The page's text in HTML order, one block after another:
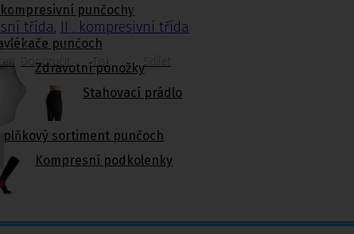
punčochy
třída, III. kompresivní třída
punčoch
Zdravotní ponožky
Stahovací prádlo
sortiment punčoch
Kompresní podkolenky
Doporučit Tisk Sdílet